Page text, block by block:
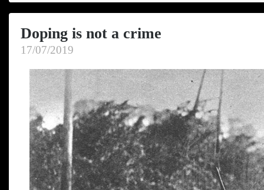
Doping is not a crime
17/07/2019